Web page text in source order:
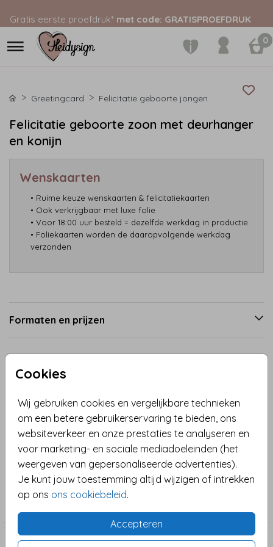
Gratis eerste proefdruk* met code: GRATISPROEFDRUK
0
Cookies
Wij gebruiken cookies en vergelijkbare technieken
om een betere gebruikerservaring te bieden, ons
websiteverkeer en onze prestaties te analyseren en
voor marketing- en sociale mediadoeleinden (het
weergeven van gepersonaliseerde advertenties).
Je kunt jouw toestemming altijd wijzigen of intrekken
op ons ons cookiebeleid.
Accepteren
Greetingcard Felicitatie geboorte jongen
Felicitatie geboorte zoon met deurhanger
en konijn
Wenskaarten
• Ruime keuze wenskaarten & felicitatiekaarten
• Ook verkrijgbaar met luxe folie
• Voor 18:00 uur besteld = dezelfde werkdag in productie
• Foliekaarten worden de daaropvolgende werkdag
verzonden
Formaten en prijzen
Productinformatie
Omschrijving
Felicitatie geboorte zoon. Lieve, DIY kaart met blauwe
sterren en een uit te knippen deurhanger met een
tekening van een lief konijntje.
Collectie